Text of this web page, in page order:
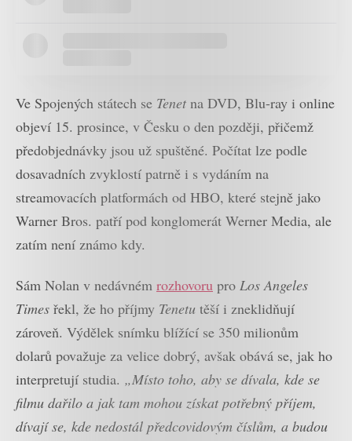
Ve Spojených státech se Tenet na DVD, Blu-ray i online
objeví 15. prosince, v Česku o den později, přičemž
předobjednávky jsou už spuštěné. Počítat lze podle
dosavadních zvyklostí patrně i s vydáním na
streamovacích platformách od HBO, které stejně jako
Warner Bros. patří pod konglomerát Werner Media, ale
zatím není známo kdy.
Sám Nolan v nedávném rozhovoru pro Los Angeles
Times řekl, že ho příjmy Tenetu těší i zneklidňují
zároveň. Výdělek snímku blížící se 350 milionům
dolarů považuje za velice dobrý, avšak obává se, jak ho
interpretují studia. „Místo toho, aby se dívala, kde se
filmu dařilo a jak tam mohou získat potřebný příjem,
dívají se, kde nedostál předcovidovým číslům, a budou